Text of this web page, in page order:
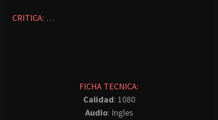
CRITICA: …
FICHA TECNICA:
Calidad: 1080
Audio: Ingles